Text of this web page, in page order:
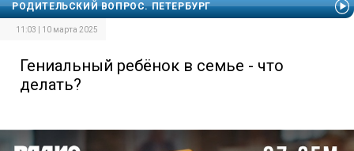
РОДИТЕЛЬСКИЙ ВОПРОС. ПЕТЕРБУРГ
11:03 | 10 марта 2025
Гениальный ребёнок в семье - что
делать?